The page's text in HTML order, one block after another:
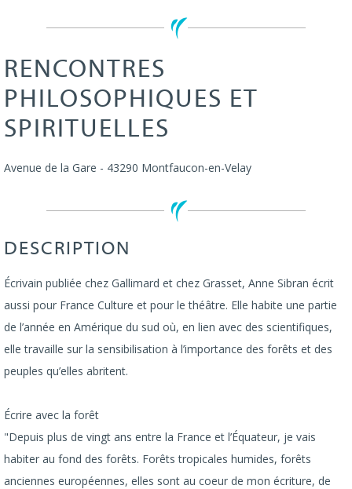
RENCONTRES
PHILOSOPHIQUES ET
SPIRITUELLES
Avenue de la Gare - 43290 Montfaucon-en-Velay
DESCRIPTION
Écrivain publiée chez Gallimard et chez Grasset, Anne Sibran écrit
aussi pour France Culture et pour le théâtre. Elle habite une partie
de l’année en Amérique du sud où, en lien avec des scientifiques,
elle travaille sur la sensibilisation à l’importance des forêts et des
peuples qu’elles abritent.
Écrire avec la forêt
"Depuis plus de vingt ans entre la France et l’Équateur, je vais
habiter au fond des forêts. Forêts tropicales humides, forêts
anciennes européennes, elles sont au coeur de mon écriture, de